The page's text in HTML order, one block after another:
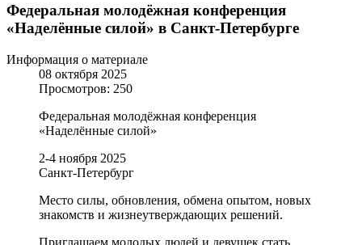
Федеральная молодёжная конференция
«Наделённые силой» в Санкт-Петербурге
Информация о материале
08 октября 2025
Просмотров: 250
Федеральная молодёжная конференция
«Наделённые силой»
2-4 ноября 2025
Санкт-Петербург
Место силы, обновления, обмена опытом, новых
знакомств и жизнеутверждающих решений.
Приглашаем молодых людей и девушек стать